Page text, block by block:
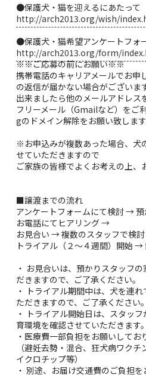
●保護犬・猫を迎えるにあたって
http://arch2013.org/wish/
●保護犬・猫希望アンケートフォ
http://arch2013.org/form/
※※ご応募の前にお願い※※
携帯電話のキャリアメールでお申
の返信が届かない場合がございます
出来ましたら他のメールアドレス
フリーメール（Gmailなど）をご
gのドメイン解除をお願い致します
※お申込みが複数あった場合、犬
せていただきますので
ご家族の皆様でよくお考えの上、
■譲渡までの流れ
アンケートフォームにて検討 →
お電話にてヒアリング →
お見合い → 複数のスタッフで検
トライアル（２〜４週間）開始
・ お見合いは、預かりスタッフ
だきますので、ご了承ください。
・ トライアル期間中は、犬を連
ただきますので、ご了承ください。
・ トライアル開始日は、スタッ
育環境を確認させていただきます。
・医療費一部負担をお願いしてお
（避妊去勢・混合、狂犬病ワク
イクロチップ等）
・ 別途、お届け交通費のご負担を